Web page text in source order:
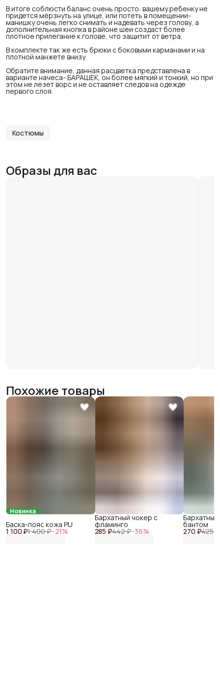
В итоге соблюсти баланс очень просто: вашему ребенку не
придется мёрзнуть на улице, или потеть в помещении-
манишку очень легко снимать и надевать через голову, а
дополнительная кнопка в районе шеи создаст более
плотное прилегание к голове, что защитит от ветра.
В комплекте так же есть брюки с боковыми карманами и на
плотной манжете внизу.
Обратите внимание, данная расцветка представлена в
варианте начеса- БАРАШЕК, он более мягкий и тонкий, но при
этом не лезет ворс и не оставляет следов на одежде
первого слоя.
Костюмы
Образы для вас
Похожие товары
Новинка
1 100 ₽1 400 ₽−21%
Баска-пояс кожа PU
285 ₽442 ₽−36%
Бархатный чокер с
фламинго
270 ₽425 ₽
бантом